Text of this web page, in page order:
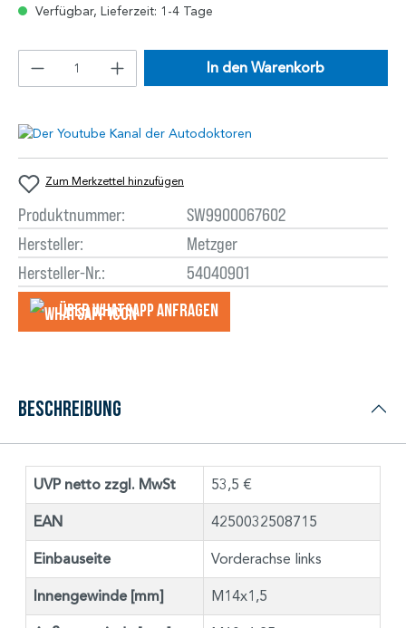
Verfügbar, Lieferzeit: 1-4 Tage
In den Warenkorb
Zum Merkzettel hinzufügen
Produktnummer:
SW9900067602
Hersteller:
Metzger
Hersteller-Nr.:
54040901
Über WhatsApp anfragеn
Beschreibung
UVP netto zzgl. MwSt 53,5 €
EAN 4250032508715
Einbauseite Vorderachse links
Innengewinde [mm] M14x1,5